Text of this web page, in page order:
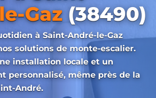
Gaz(38490)
à Saint-André-le-Gaz
solutions de monte-escalier.
installation locale et un
personnalisé, même près de la
André.